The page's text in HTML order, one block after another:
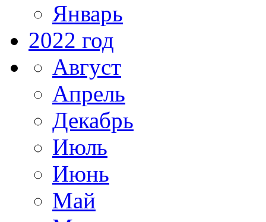
Январь
2022 год
Август
Апрель
Декабрь
Июль
Июнь
Май